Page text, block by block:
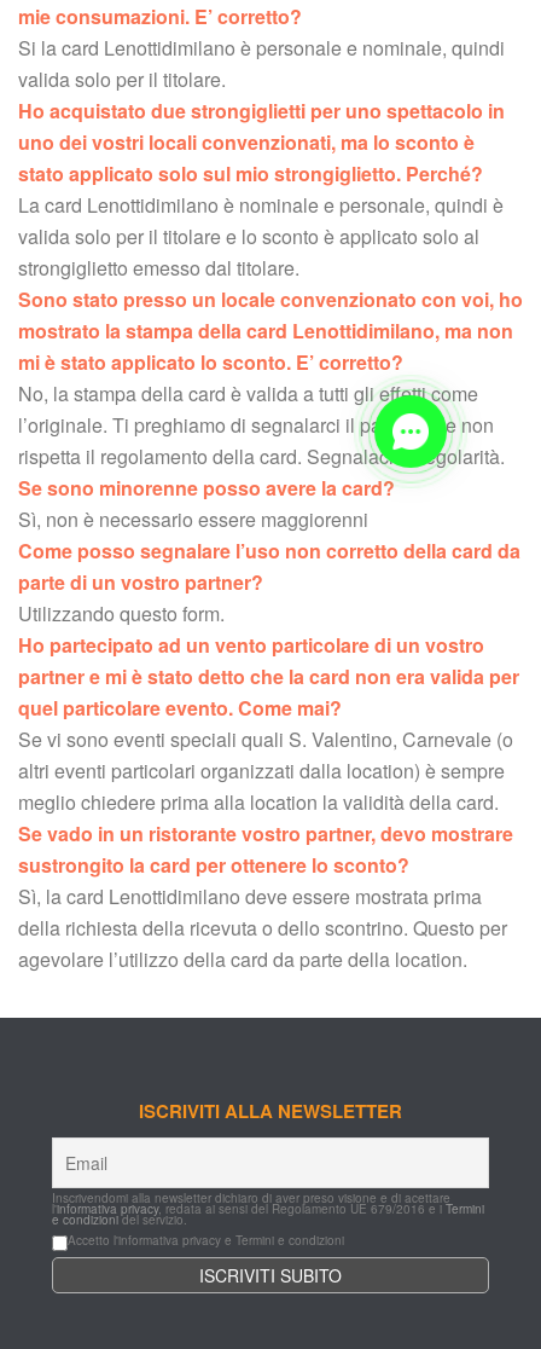
mie consumazioni. E’ corretto?
Si la card Lenottidimilano è personale e nominale, quindi
valida solo per il titolare.
Ho acquistato due strongiglietti per uno spettacolo in
uno dei vostri locali convenzionati, ma lo sconto è
tato applicato solo sul mio strongiglietto. Perché?
La card Lenottidimilano è nominale e personale, quindi è
valida solo per il titolare e lo sconto è applicato solo al
trongiglietto emesso dal titolare.
Sono stato presso un locale convenzionato con voi, ho
mostrato la stampa della card Lenottidimilano, ma non
mi è stato applicato lo sconto. E’ corretto?
No, la stampa della card è valida a tutti gli effetti come
l’originale. Ti preghiamo di segnalarci il partner che non
rispetta il regolamento della card. Segnalaci l’irregolarità.
Se sono minorenne posso avere la card?
Sì, non è necessario essere maggiorenni
Come posso segnalare l’uso non corretto della card da
parte di un vostro partner?
Utilizzando questo form.
Ho partecipato ad un vento particolare di un vostro
partner e mi è stato detto che la card non era valida per
quel particolare evento. Come mai?
Se vi sono eventi speciali quali S. Valentino, Carnevale (o
altri eventi particolari organizzati dalla location) è sempre
meglio chiedere prima alla location la validità della card.
Se vado in un ristorante vostro partner, devo mostrare
ustrongito la card per ottenere lo sconto?
Sì, la card Lenottidimilano deve essere mostrata prima
della richiesta della ricevuta o dello scontrino. Questo per
agevolare l’utilizzo della card da parte della location.
ISCRIVITI ALLA NEWSLETTER
Inscrivendomi alla newsletter dichiaro di aver preso visione e di acettare
l'informativa privacy, redata ai sensi del Regolamento UE 679/2016 e i Termini
e condizioni del servizio.
Accetto l'informativa privacy e Termini e condizioni